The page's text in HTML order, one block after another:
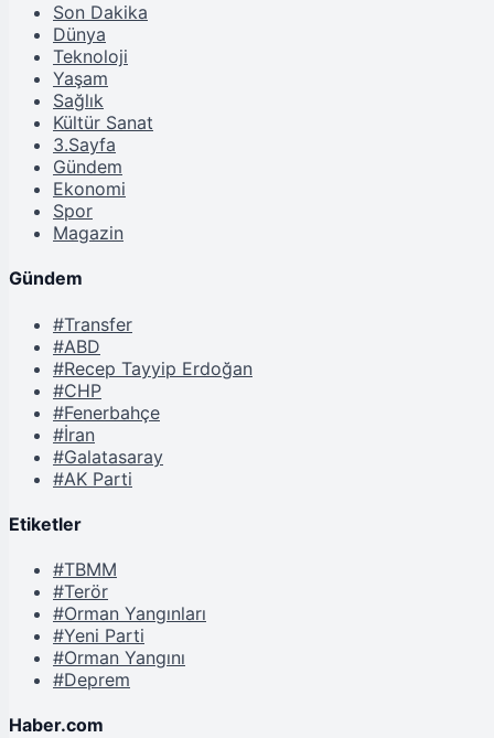
Son Dakika
Dünya
Teknoloji
Yaşam
Sağlık
Kültür Sanat
3.Sayfa
Gündem
Ekonomi
Spor
Magazin
Gündem
#Transfer
#ABD
#Recep Tayyip Erdoğan
#CHP
#Fenerbahçe
#İran
#Galatasaray
#AK Parti
Etiketler
#TBMM
#Terör
#Orman Yangınları
#Yeni Parti
#Orman Yangını
#Deprem
Haber.com